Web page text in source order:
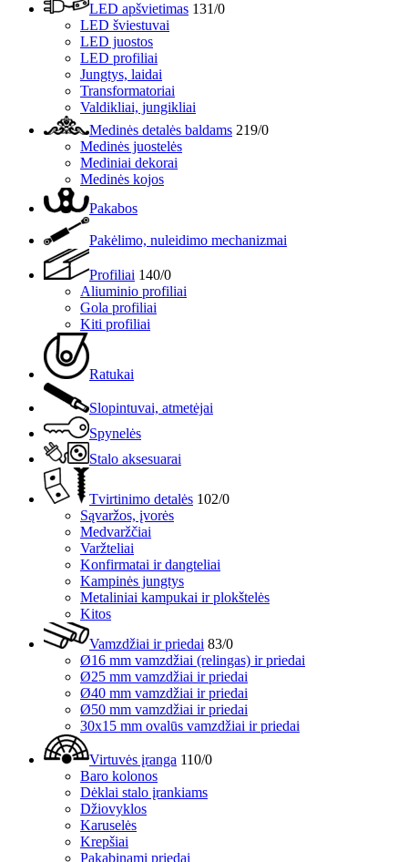
LED apšvietimas 131/0
LED šviestuvai
LED juostos
LED profiliai
Jungtys, laidai
Transformatoriai
Valdikliai, jungikliai
Medinės detalės baldams 219/0
Medinės juostelės
Mediniai dekorai
Medinės kojos
Pakabos
Pakėlimo, nuleidimo mechanizmai
Profiliai 140/0
Aliuminio profiliai
Gola profiliai
Kiti profiliai
Ratukai
Slopintuvai, atmetėjai
Spynelės
Stalo aksesuarai
Tvirtinimo detalės 102/0
Sąvaržos, įvorės
Medvaržčiai
Varžteliai
Konfirmatai ir dangteliai
Kampinės jungtys
Metaliniai kampukai ir plokštelės
Kitos
Vamzdžiai ir priedai 83/0
Ø16 mm vamzdžiai (relingas) ir priedai
Ø25 mm vamzdžiai ir priedai
Ø40 mm vamzdžiai ir priedai
Ø50 mm vamzdžiai ir priedai
30x15 mm ovalūs vamzdžiai ir priedai
Virtuvės įranga 110/0
Baro kolonos
Dėklai stalo įrankiams
Džiovyklos
Karuselės
Krepšiai
Pakabinami priedai